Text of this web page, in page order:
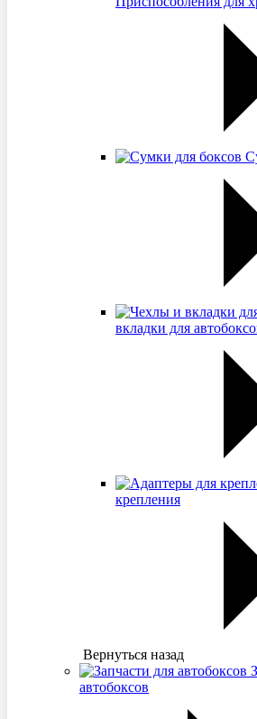
вкладки для
крепления
Вернуться назад
автобоксов